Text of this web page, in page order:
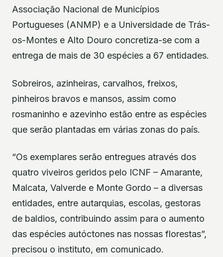
Associação Nacional de Municípios
Portugueses (ANMP) e a Universidade de Trás-
os-Montes e Alto Douro concretiza-se com a
entrega de mais de 30 espécies a 67 entidades.
Sobreiros, azinheiras, carvalhos, freixos,
pinheiros bravos e mansos, assim como
rosmaninho e azevinho estão entre as espécies
que serão plantadas em várias zonas do país.
“Os exemplares serão entregues através dos
quatro viveiros geridos pelo ICNF – Amarante,
Malcata, Valverde e Monte Gordo – a diversas
entidades, entre autarquias, escolas, gestoras
de baldios, contribuindo assim para o aumento
das espécies autóctones nas nossas florestas”,
precisou o instituto, em comunicado.